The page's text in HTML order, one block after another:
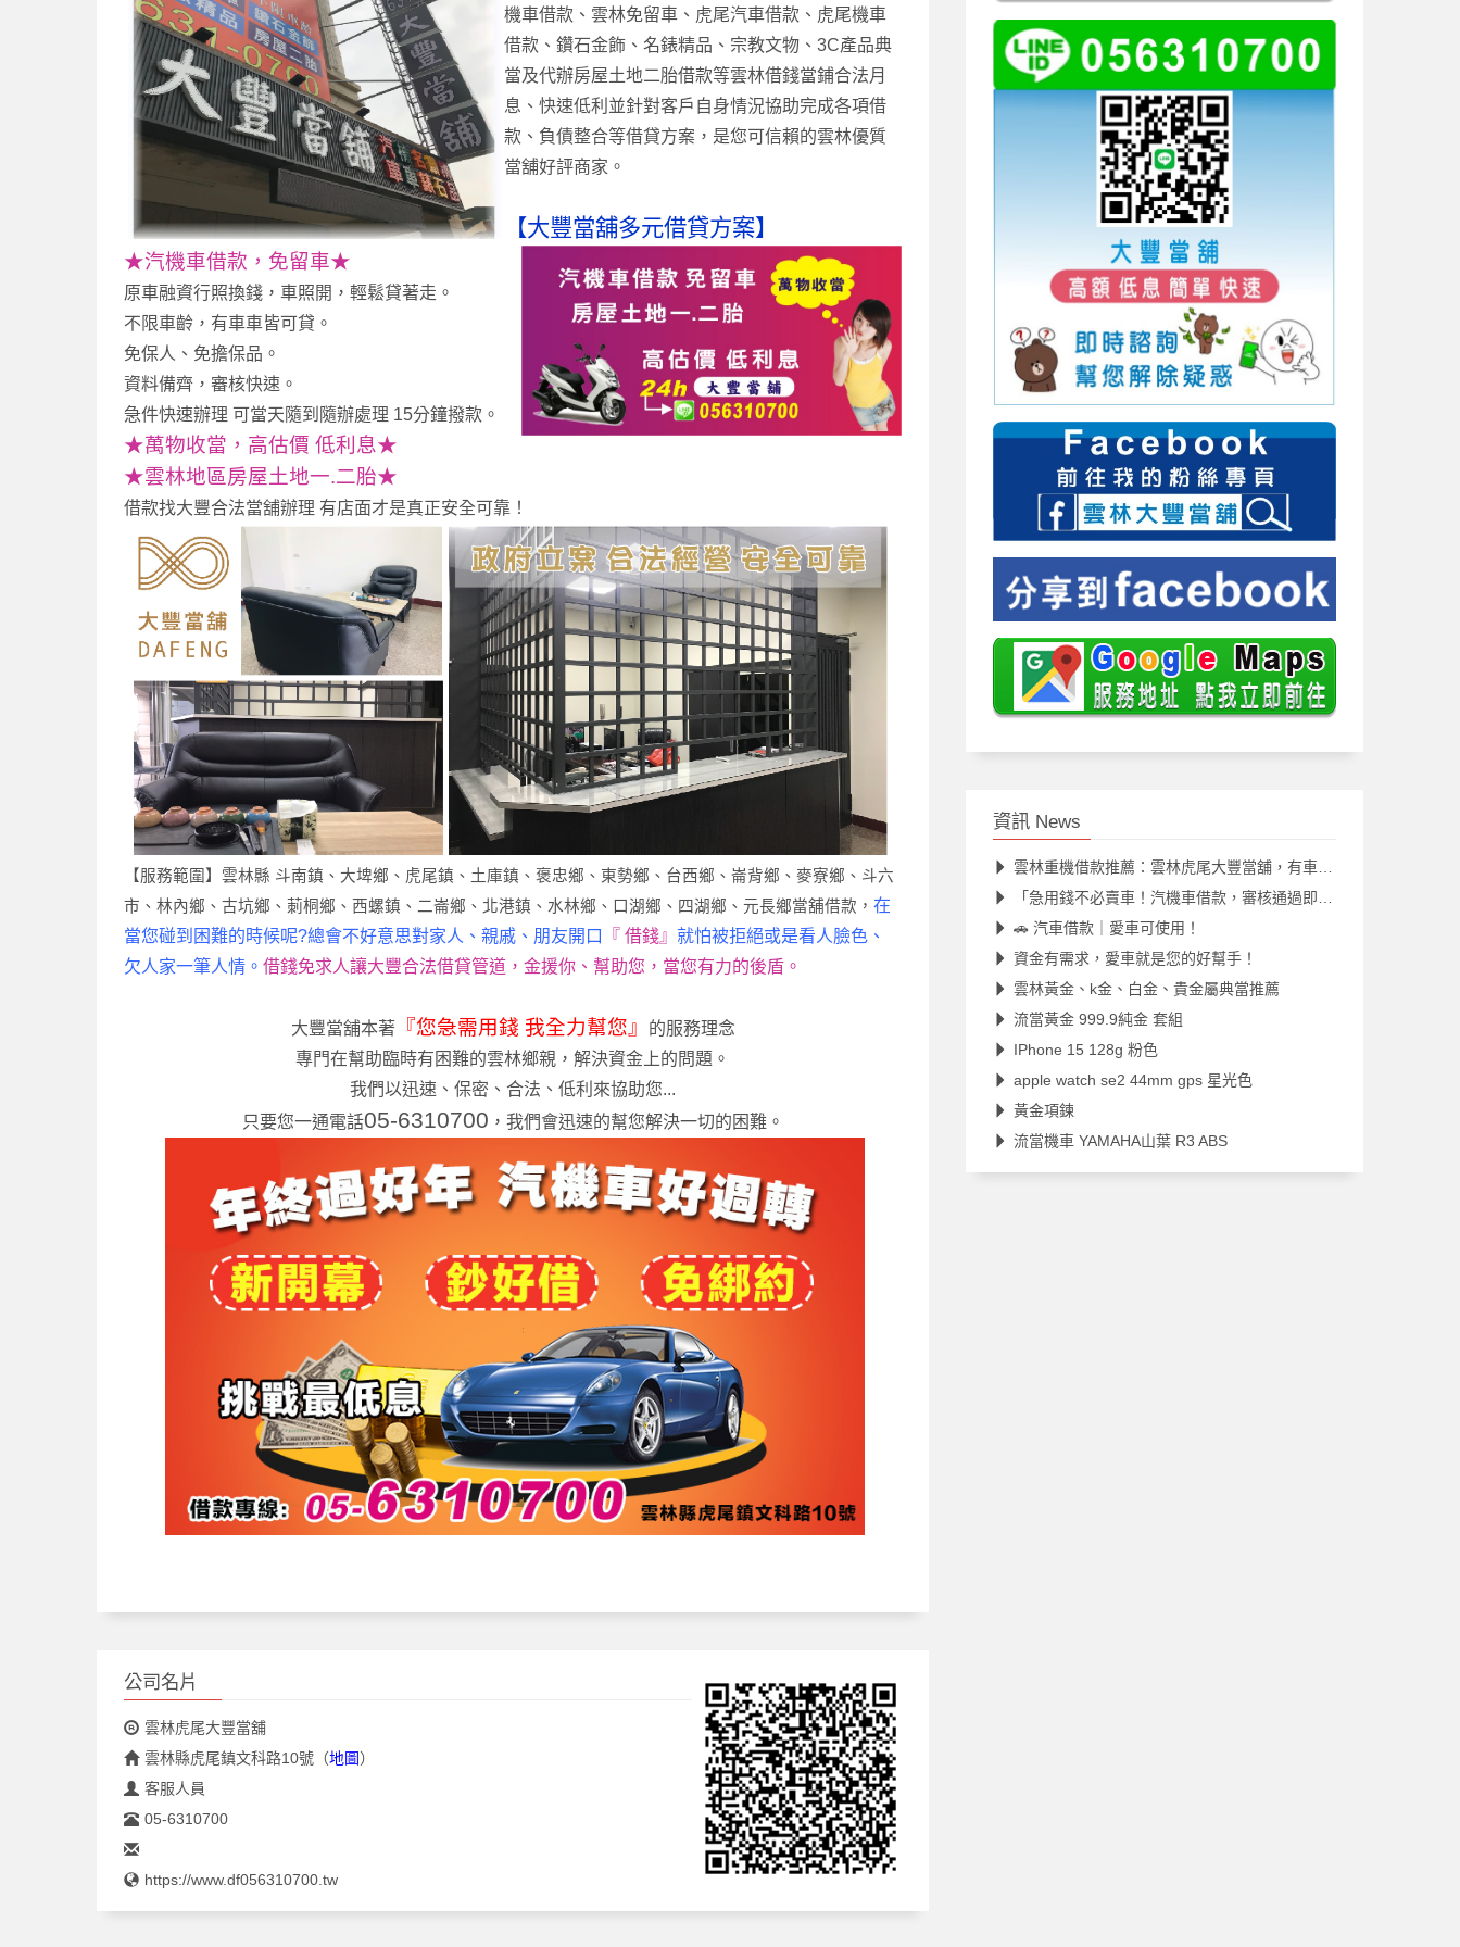
機車借款、雲林免留車、虎尾汽車借款、虎尾機車
借款、鑽石金飾、名錶精品、宗教文物、3C產品典
當及代辦房屋土地二胎借款等雲林借錢當鋪合法月
息、快速低利並針對客戶自身情況協助完成各項借
款、負債整合等借貸方案，是您可信賴的雲林優質
當舖好評商家。
【大豐當舖多元借貸方案】
★汽機車借款，免留車★
原車融資行照換錢，車照開，輕鬆貸著走。
不限車齡，有車車皆可貸。
免保人、免擔保品。
資料備齊，審核快速。
急件快速辦理 可當天隨到隨辦處理 15分鐘撥款。
★萬物收當，高估價 低利息★
★雲林地區房屋土地一.二胎★
借款找大豐合法當舖辦理 有店面才是真正安全可靠！
【服務範圍】雲林縣 斗南鎮、大埤鄉、虎尾鎮、土庫鎮、褒忠鄉、東勢鄉、台西鄉、崙背鄉、麥寮鄉、斗六
市、林內鄉、古坑鄉、莿桐鄉、西螺鎮、二崙鄉、北港鎮、水林鄉、口湖鄉、四湖鄉、元長鄉當舖借款， 在
當您碰到困難的時候呢?總會不好意思對家人、親戚、朋友開口
『 借錢』 就怕被拒絕或是看人臉色、
欠人家一筆人情。 借錢免求人讓大豐合法借貸管道，金援你、幫助您，當您有力的後盾。
大豐當舖本著 『您急需用錢 我全力幫您』
的服務理念
專門在幫助臨時有困難的雲林鄉親，解決資金上的問題。
我們以迅速、保密、合法、低利來協助您...
只要您一通電話05-6310700 ，我們會迅速的幫您解決一切的困難。
公司名片
雲林虎尾大豐當舖
雲林縣虎尾鎮文科路10號 （地圖）
客服人員
05-6310700
https://www.df056310700.tw
資訊 News
雲林重機借款推薦：雲林虎尾大豐當舖，有車皆可貸，資金靈活週轉
「急用錢不必賣車！汽機車借款，審核通過即可繼續使用愛車。」
🚗 汽車借款｜愛車可使用！
資金有需求，愛車就是您的好幫手！
雲林黃金、k金、白金、貴金屬典當推薦
流當黃金 999.9純金 套組
IPhone 15 128g 粉色
apple watch se2 44mm gps 星光色
黃金項鍊
流當機車 YAMAHA山葉 R3 ABS